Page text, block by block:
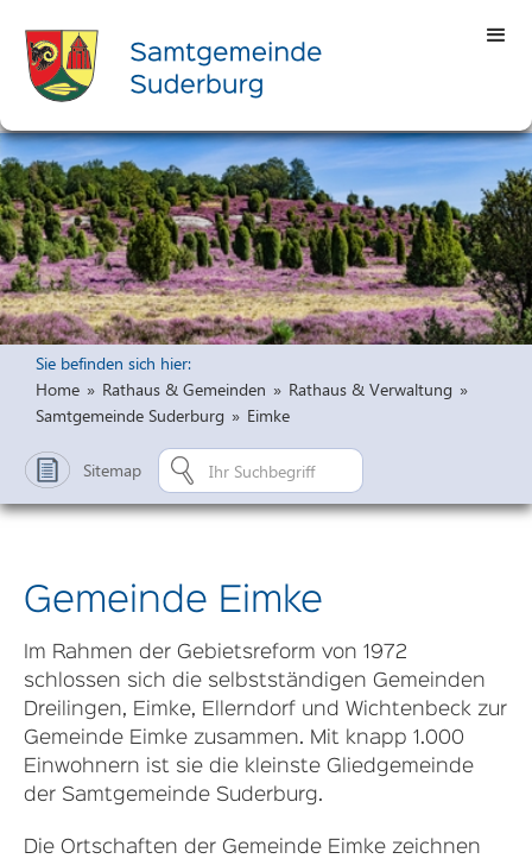
Sie befinden sich hier:
Home » Rathaus & Gemeinden » Rathaus & Verwaltung »
Samtgemeinde Suderburg » Eimke
Sitemap
Gemeinde Eimke
Im Rahmen der Gebietsreform von 1972
schlossen sich die selbstständigen Gemeinden
Dreilingen, Eimke, Ellerndorf und Wichtenbeck zur
Gemeinde Eimke zusammen. Mit knapp 1.000
Einwohnern ist sie die kleinste Gliedgemeinde
der Samtgemeinde Suderburg.
Die Ortschaften der Gemeinde Eimke zeichnen